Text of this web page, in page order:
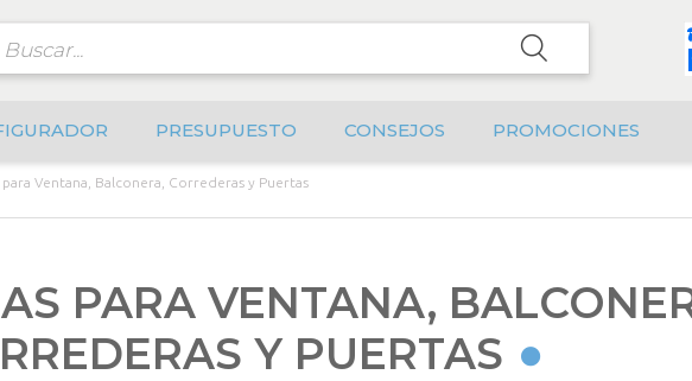
PRESUPUESTO CONSEJOS PROMOCIONES
Ventana, Balconera, Correderas y Puertas
PARA VENTANA,
Y PUERTAS